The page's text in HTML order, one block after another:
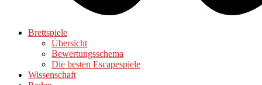
Brettspiele
Übersicht
Bewertungsschema
Die besten Escapespiele
Wissenschaft